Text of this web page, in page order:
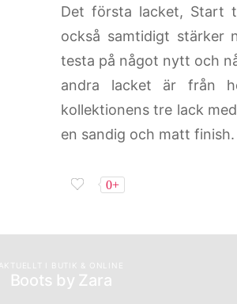
Det första lacket, Start
också samtidigt stärker
testa på något nytt och
andra lacket är från
kollektionens tre lack
en sandig och matt
0+
AKTUELLT I BUTIK & ONLINE
Boots by Zara